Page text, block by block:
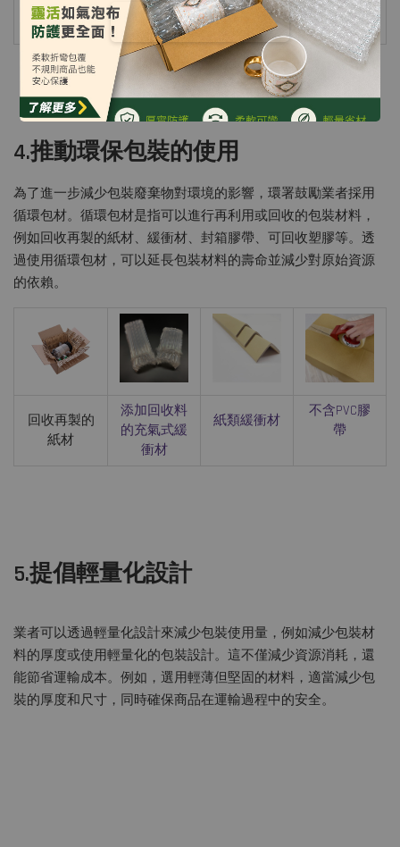
4.推動環保包裝的使用
為了進一步減少包裝廢棄物對環境的影響，環署鼓勵業者採用
循環包材。循環包材是指可以進行再利用或回收的包裝材料，
例如回收再製的紙材、緩衝材、封箱膠帶、可回收塑膠等。透
過使用循環包材，可以延長包裝材料的壽命並減少對原始資源
的依賴。
回收再製的
紙材
添加回收料
的充氣式緩
衝材
紙類緩衝材
不含PVC膠
帶
5.提倡輕量化設計
業者可以透過輕量化設計來減少包裝使用量，例如減少包裝材
料的厚度或使用輕量化的包裝設計。這不僅減少資源消耗，還
能節省運輸成本。例如，選用輕薄但堅固的材料，適當減少包
裝的厚度和尺寸，同時確保商品在運輸過程中的安全。